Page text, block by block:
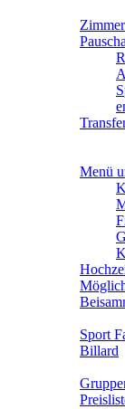
Menü
Sport
Billard